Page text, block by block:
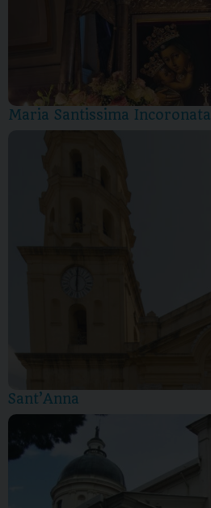
Maria Santissima Incoronata
Sant’Anna